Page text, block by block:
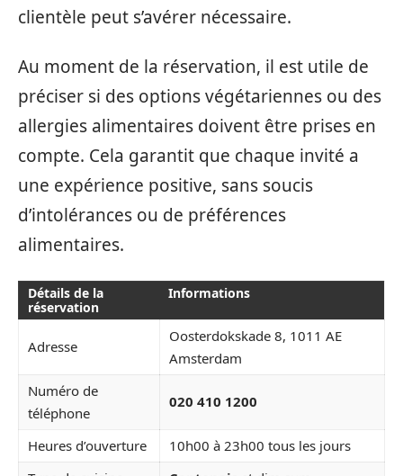
clientèle peut s’avérer nécessaire.
Au moment de la réservation, il est utile de
préciser si des options végétariennes ou des
allergies alimentaires doivent être prises en
compte. Cela garantit que chaque invité a
une expérience positive, sans soucis
d’intolérances ou de préférences
alimentaires.
Détails de la
réservation
Informations
Adresse
Oosterdokskade 8, 1011 AE
Amsterdam
Numéro de
téléphone
020 410 1200
Heures d’ouverture
10h00 à 23h00 tous les jours